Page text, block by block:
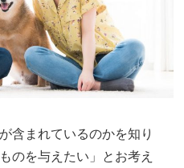
含まれているのかを知り
のを与えたい」とお考え